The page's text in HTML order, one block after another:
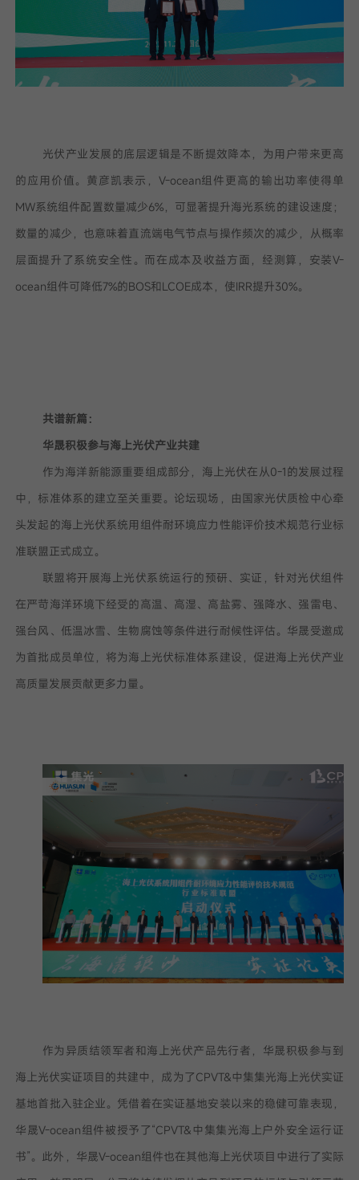
光伏产业发展的底层逻辑是不断提效降本，为用户带来更高
的应用价值。黄彦凯表示，V-ocean组件更高的输出功率使得单
MW系统组件配置数量减少6%，可显著提升海光系统的建设速度；
数量的减少，也意味着直流端电气节点与操作频次的减少，从概率
层面提升了系统安全性。而在成本及收益方面，经测算，安装V-
ocean组件可降低7%的BOS和LCOE成本，使IRR提升30%。
共谱新篇：
华晟积极参与海上光伏产业共建
作为海洋新能源重要组成部分，海上光伏在从0-1的发展过程
中，标准体系的建立至关重要。论坛现场，由国家光伏质检中心牵
头发起的海上光伏系统用组件耐环境应力性能评价技术规范行业标
准联盟正式成立。
联盟将开展海上光伏系统运行的预研、实证，针对光伏组件
在严苛海洋环境下经受的高温、高湿、高盐雾、强降水、强雷电、
强台风、低温冰雪、生物腐蚀等条件进行耐候性评估。华晟受邀成
为首批成员单位，将为海上光伏标准体系建设，促进海上光伏产业
高质量发展贡献更多力量。
作为异质结领军者和海上光伏产品先行者，华晟积极参与到
海上光伏实证项目的共建中，成为了CPVT&中集集光海上光伏实证
基地首批入驻企业。凭借着在实证基地安装以来的稳健可靠表现，
华晟V-ocean组件被授予了“CPVT&中集集光海上户外安全运行证
书”。此外，华晟V-ocean组件也在其他海上光伏项目中进行了实际